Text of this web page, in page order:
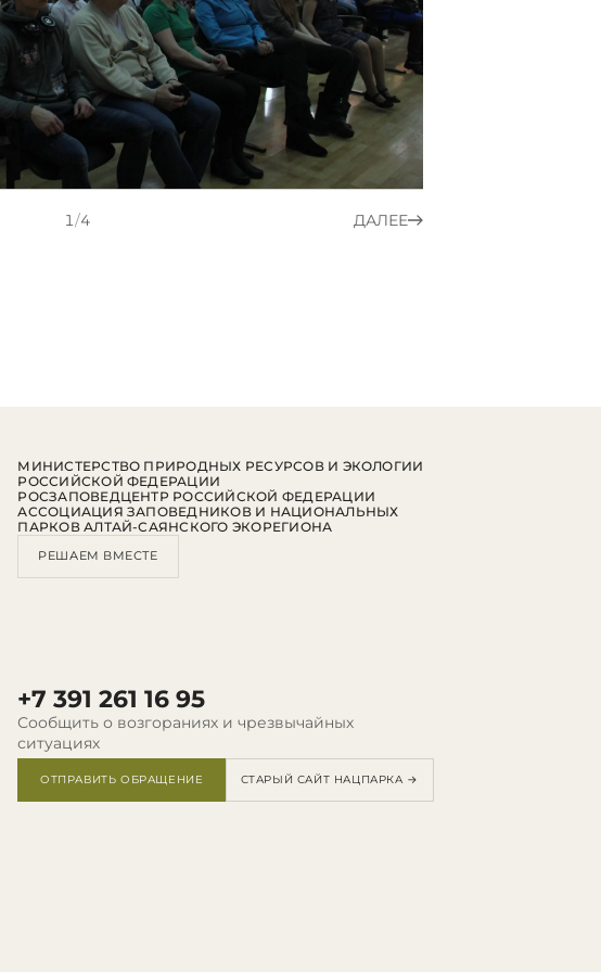
1/4 ДАЛЕЕ
+7 391 261 16 95
Сообщить о возгораниях и чрезвычайных
ситуациях
ОТПРАВИТЬ ОБРАЩЕНИЕ СТАРЫЙ САЙТ НАЦПАРКА →
МИНИСТЕРСТВО ПРИРОДНЫХ РЕСУРСОВ И ЭКОЛОГИИ
РОССИЙСКОЙ ФЕДЕРАЦИИ
РОСЗАПОВЕДЦЕНТР РОССИЙСКОЙ ФЕДЕРАЦИИ
АССОЦИАЦИЯ ЗАПОВЕДНИКОВ И НАЦИОНАЛЬНЫХ
ПАРКОВ АЛТАЙ-САЯНСКОГО ЭКОРЕГИОНА
РЕШАЕМ ВМЕСТЕ